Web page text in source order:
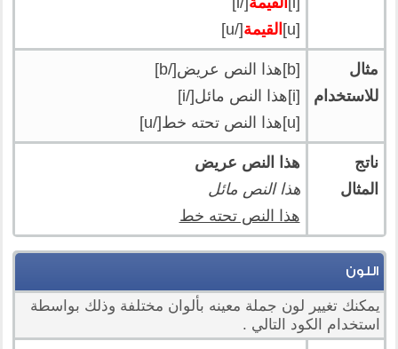
[u]
القيمة[/u]
مثال
للاستخدام
[b]هذا النص عريض[/b]
[i]هذا النص مائل[/i]
[u]هذا النص تحته خط[/u]
ناتج
المثال
هذا النص عريض
هذا النص مائل
هذا النص تحته خط
اللون
يمكنك تغيير لون جملة معينه بألوان مختلفة وذلك بواسطة
استخدام الكود التالي .